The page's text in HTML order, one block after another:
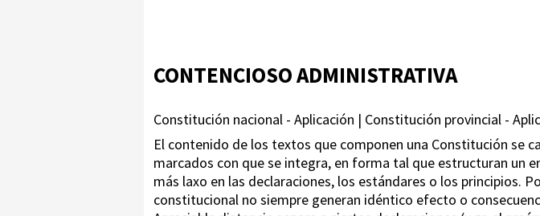
CONTENCIOSO ADMINISTRATIVA
Constitución nacional - Aplicación | Constitución provincial -
El contenido de los textos que componen una Constitución se
marcados con que se integra, en forma tal que estructuran un
más laxo en las declaraciones, los estándares o los principios.
constitucional no siempre generan idéntico efecto o